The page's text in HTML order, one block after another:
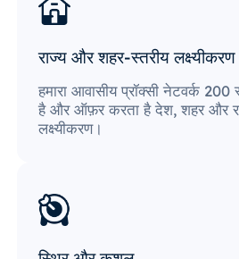
राज्य और शहर-स्तरीय लक्ष्यीकरण
हमारा आवासीय प्रॉक्सी नेटवर्क
है और ऑफ़र करता है देश, शहर और
लक्ष्यीकरण।